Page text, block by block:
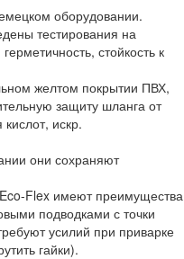
оборудовании.
тестирования на
стойкость к
желтом покрытии ПВХ,
защиту шланга от
искр.
они сохраняют
Flex имеют преимущества
подводками с точки
усилий при приварке
гайки).